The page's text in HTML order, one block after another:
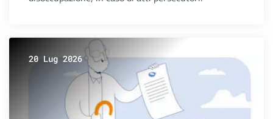
20 Lug 2026